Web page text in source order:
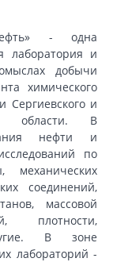
- одна
лаборатория и
добычи
химического
Сергиевского и
области. В
нефти и
по
соединений,
массовой
плотности,
В зоне
лабораторий -